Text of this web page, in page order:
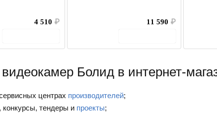
4 510 ₽
11 590 ₽
Болид в интернет-
центрах производителей;
тендеры и проекты;